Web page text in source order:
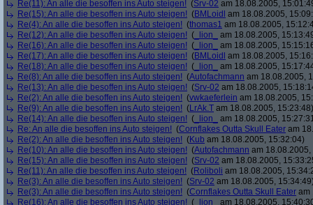
Re(11): An alle die besoffen ins Auto steigen! (Srv-02 am 18.08.2005,
Re(15): An alle die besoffen ins Auto steigen! (BMLoidl am 18.08.2005,
Re(4): An alle die besoffen ins Auto steigen! (thomas1 am 18.08.2005,
Re(12): An alle die besoffen ins Auto steigen! ( _lion_
am 18.08.2005,
Re(16): An alle die besoffen ins Auto steigen! ( _lion_
am 18.08.2005,
Re(17): An alle die besoffen ins Auto steigen! (BMLoidl am 18.08.2005,
Re(18): An alle die besoffen ins Auto steigen! ( _lion_
am 18.08.2005,
Re(8): An alle die besoffen ins Auto steigen! (Autofachmann am 18.08.2005,
Re(13): An alle die besoffen ins Auto steigen! (Srv-02 am 18.08.2005,
Re(2): An alle die besoffen ins Auto steigen! (vwkaeferlein am 18.08.2005,
Re(9): An alle die besoffen ins Auto steigen! (LrAk.T am 18.08.2005, 15:23:48)
Re(14): An alle die besoffen ins Auto steigen! ( _lion_
am 18.08.2005,
Re: An alle die besoffen ins Auto steigen! (Cornflakes Outta Skull Eater am
Re(2): An alle die besoffen ins Auto steigen! (Kub am 18.08.2005, 15:32:04)
Re(10): An alle die besoffen ins Auto steigen! (Autofachmann am
Re(15): An alle die besoffen ins Auto steigen! (Srv-02 am 18.08.2005,
Re(11): An alle die besoffen ins Auto steigen! (Roliboli am 18.08.2005,
Re(3): An alle die besoffen ins Auto steigen! (Srv-02 am 18.08.2005,
Re(3): An alle die besoffen ins Auto steigen! (Cornflakes Outta Skull Eater am
Re(16): An alle die besoffen ins Auto steigen! ( _lion_
am 18.08.2005,